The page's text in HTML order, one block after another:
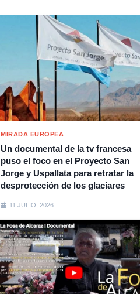
MIRADA EUROPEA
Un documental de la tv francesa
puso el foco en el Proyecto San
Jorge y Uspallata para retratar la
desprotección de los glaciares
11 JULIO, 2026